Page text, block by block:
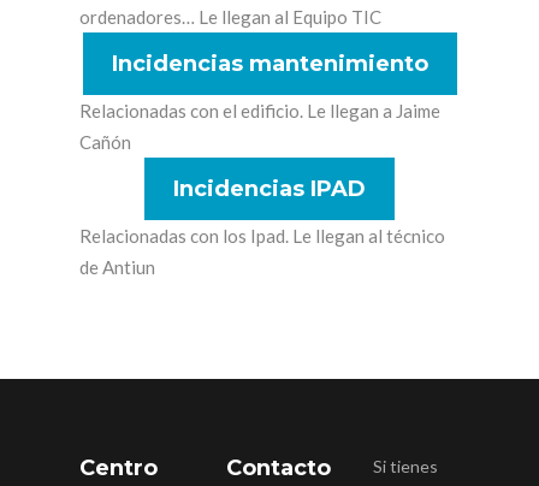
ordenadores… Le llegan al Equipo TIC
Incidencias mantenimiento
Relacionadas con el edificio. Le llegan a Jaime
Cañón
Incidencias IPAD
Relacionadas con los Ipad. Le llegan al técnico
de Antiun
Centro
Contacto
Si tienes